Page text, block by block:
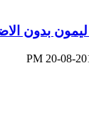
بدون